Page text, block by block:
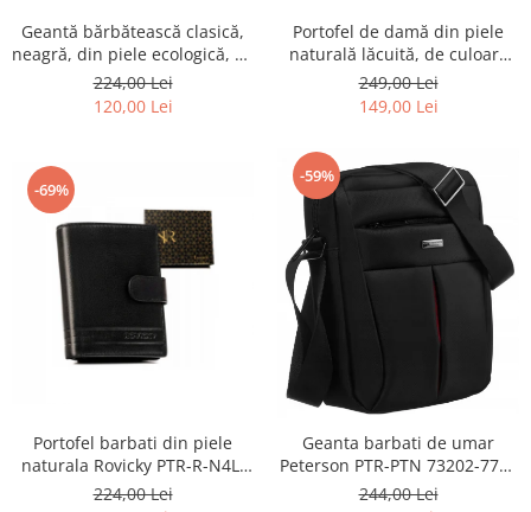
Geantă bărbătească clasică,
neagră, din piele ecologică, cu
fermoar - Rovicky PTR-R-SDR-
01-1631 BLACK
224,00 Lei
120,00 Lei
Portofel de damă din piele
naturală lăcuită, de culoare
bej, cu închidere cu capsă -
Peterson
249,00 Lei
149,00 Lei
-69%
Portofel barbati din piele
naturala Rovicky PTR-R-N4L-
GAT-8922 B+B
224,00 Lei
-59%
Geanta barbati de umar
Peterson PTR-PTN 73202-7738
BL
244,00 Lei